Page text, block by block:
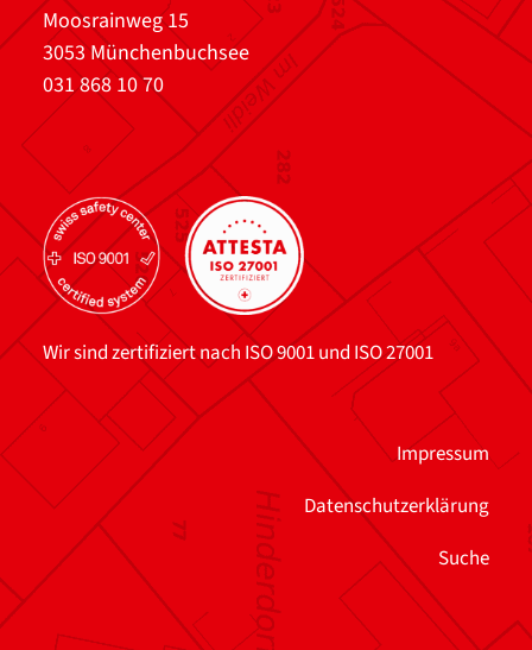
Moosrainweg 15
3053 Münchenbuchsee
031 868 10 70
Wir sind zertifiziert nach ISO 9001 und ISO 27001
Impressum
Datenschutzerklärung
Suche